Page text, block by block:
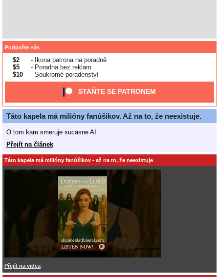
Podpořte nás
$2
- Ikona patrona na poradně
$5
- Poradna bez reklam
$10
- Soukromé poradenství
STAŇTE SE PATRONEM
Táto kapela má milióny fanúšikov. Až na to, že neexistuje.
O tom kam smeruje sucasne AI.
Přejít na článek
Táto kapela má milióny fanúšikov - až na to, že neexistuje
Přejít na videa